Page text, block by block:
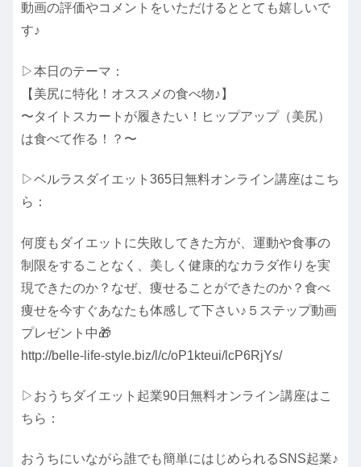
動画の評価やコメントをいただけるととても嬉しいで
す♪
▷本日のテーマ：
【美尻に特化！オススメの食べ物♪】
〜タイトスカートが履きたい！ヒップアップ（美尻）
は食べて作る！？〜
▷ベルラスダイエット365日無料オンライン講座はこち
ら：
何度もダイエットに失敗してきた方が、運動や食事の
制限をすることなく、美しく健康的なカラダ作りを実
現できたのか？なぜ、痩せることができたのか？食べ
痩せを今すぐあなたも体感して下さい♪５ステップ動画
プレゼント中🎁
http://belle-life-style.biz/l/c/oP1kteui/lcP6RjYs/
▷おうちダイエット起業90日無料オンライン講座はこ
ちら：
おうちにいながら誰でも簡単にはじめられるSNS起業♪